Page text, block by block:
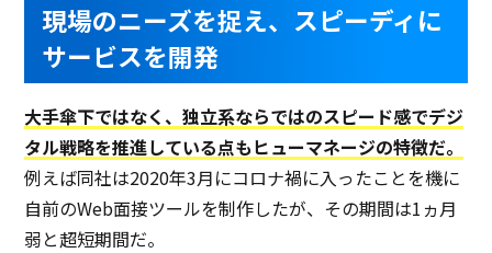
現場のニーズを捉え、スピーディに
サービスを開発
大手傘下ではなく、独立系ならではのスピード感でデジ
タル戦略を推進している点もヒューマネージの特徴だ。
例えば同社は2020年3月にコロナ禍に入ったことを機に
自前のWeb面接ツールを制作したが、その期間は1ヵ月
弱と超短期間だ。